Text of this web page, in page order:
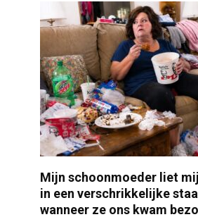
Mijn schoonmoeder liet
in een verschrikkelijke
wanneer ze ons kwam